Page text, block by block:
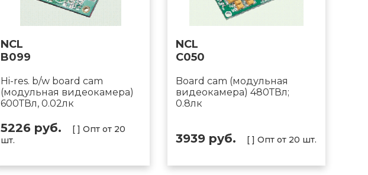
NCL
B099
Hi-res. b/w board cam
(модульная видеокамера)
600ТВл, 0.02лк
5226 руб.
[ ] Опт от 20
шт.
NCL
C050
Board cam (модульная
видеокамера) 480ТВл;
0.8лк
3939 руб. [ ] Опт от 20 шт.